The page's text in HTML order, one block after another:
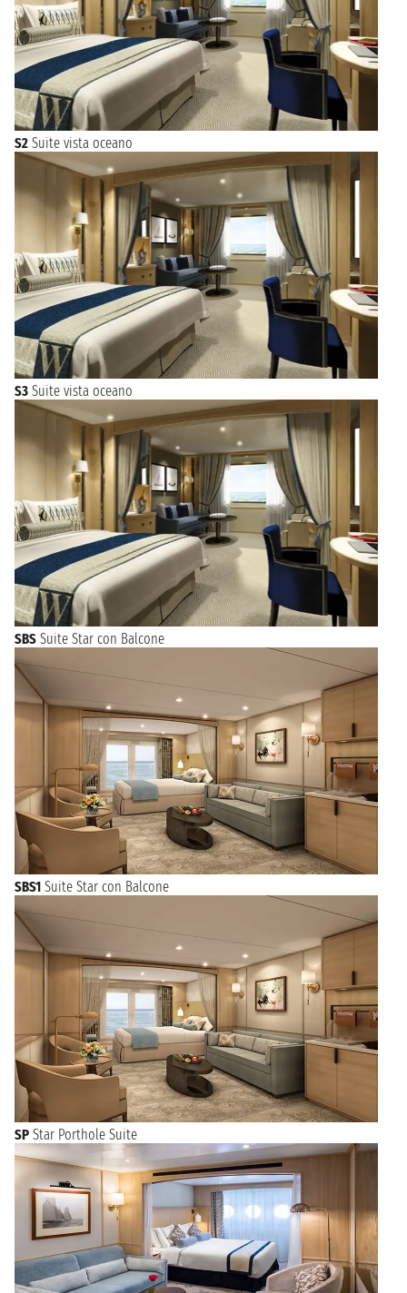
S2 Suite vista oceano
S3 Suite vista oceano
SBS Suite Star con Balcone
SBS1 Suite Star con Balcone
SP Star Porthole Suite